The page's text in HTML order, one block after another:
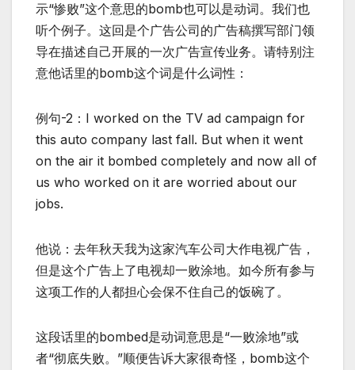
示“惨败”这个意思的bomb也可以是动词。我们也
听个例子。这回是个广告公司的广告稿撰写部门领
导在描述自己开展的一次广告宣传业务。请特别注
意他话里的bomb这个词是什么词性：
例句-2：I worked on the TV ad campaign for
this auto company last fall. But when it went
on the air it bombed completely and now all of
us who worked on it are worried about our
jobs.
他说：去年秋天我为这家汽车公司大作电视广告，
但是这个广告上了电视却一败涂地。如今所有参与
这项工作的人都担心会保不住自己的饭碗了。
这段话里的bombed是动词意思是“一败涂地”或
者“彻底失败。”顺便告诉大家很奇怪，bomb这个